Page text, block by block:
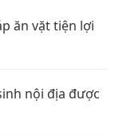
ăn vặt tiện lợi
nội địa được